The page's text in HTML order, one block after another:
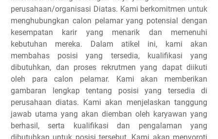
perusahaan/organisasi Diatas. Kami berkomitmen untuk
menghubungkan calon pelamar yang potensial dengan
kesempatan karir yang menarik dan memenuhi
kebutuhan mereka. Dalam atikel ini, kami akan
membahas posisi yang tersedia, kualifikasi yang
dibutuhkan, dan proses rekrutmen yang dapat diikuti
oleh para calon pelamar. Kami akan memberikan
gambaran lengkap tentang posisi yang tersedia di
perusahaan diatas. Kami akan menjelaskan tanggung
jawab utama yang akan diemban oleh karyawan yang
berhasil, serta kualifikasi dan pengalaman yang